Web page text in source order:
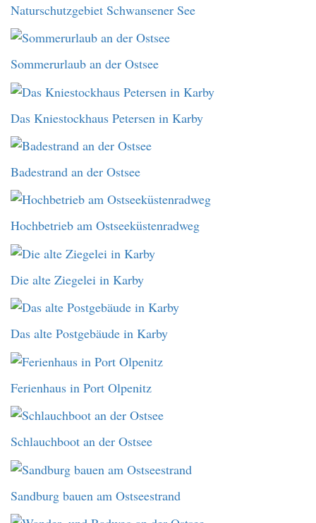
Naturschutzgebiet Schwansener See
Sommerurlaub an der Ostsee
Das Kniestockhaus Petersen in Karby
Badestrand an der Ostsee
Hochbetrieb am Ostseeküstenradweg
Die alte Ziegelei in Karby
Das alte Postgebäude in Karby
Ferienhaus in Port Olpenitz
Schlauchboot an der Ostsee
Sandburg bauen am Ostseestrand